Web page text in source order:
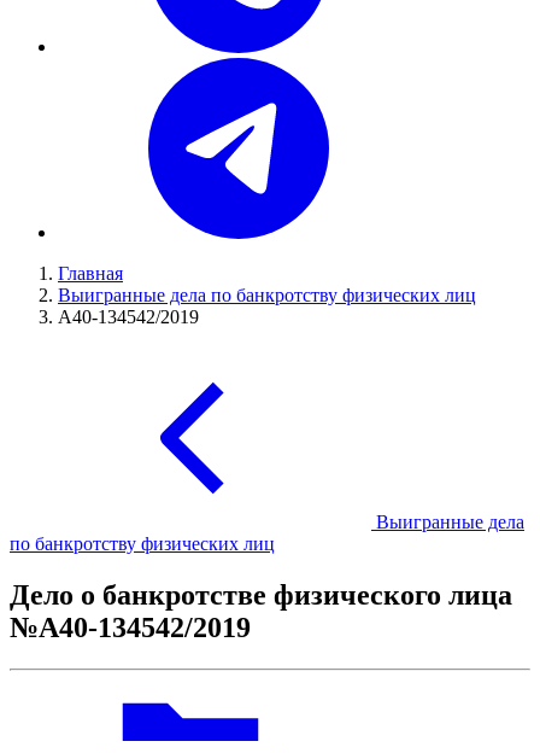
Главная
Выигранные дела по банкротству физических лиц
А40-134542/2019
Выигранные дела
по банкротству физических лиц
Дело о банкротстве физического лица
№А40-134542/2019